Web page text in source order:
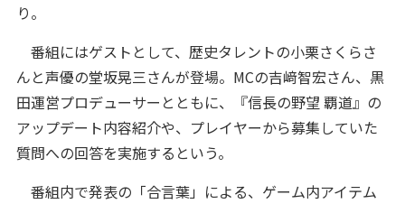
り。
番組にはゲストとして、歴史タレントの小栗さくらさ
んと声優の堂坂晃三さんが登場。MCの吉﨑智宏さん、黒
田運営プロデューサーとともに、『信長の野望 覇道』の
アップデート内容紹介や、プレイヤーから募集していた
質問への回答を実施するという。
番組内で発表の「合言葉」による、ゲーム内アイテム